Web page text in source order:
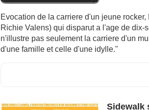
Evocation de la carriere d'un jeune
Richie Valens) qui disparut a l'age de
n'illustre pas seulement la carriere d'un
d'une famille et celle d'une idylle."
Sidewalk